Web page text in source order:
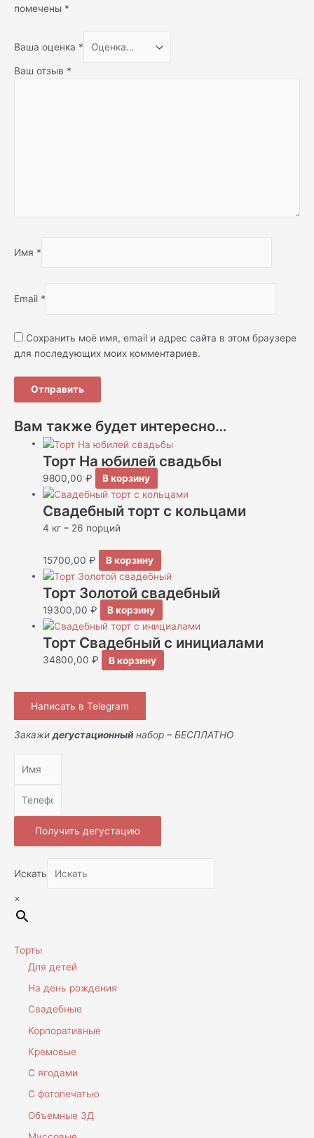
помечены *
Ваша оценка *
Ваш отзыв *
Имя *
Email *
Сохранить моё имя, email и адрес сайта в этом браузере
для последующих моих комментариев.
Вам также будет интересно…
Торт На юбилей свадьбы
9800,00₽ В корзину
Свадебный торт с кольцами
4 кг – 26 порций
15700,00₽ В корзину
Торт Золотой свадебный
19300,00₽ В корзину
Торт Свадебный с инициалами
34800,00₽ В корзину
Написать в Telegram
Закажи дегустационный набор – БЕСПЛАТНО
Получить дегустацию
Искать
×
Торты
Для детей
На день рождения
Свадебные
Корпоративные
Кремовые
С ягодами
С фотопечатью
Объемные 3Д